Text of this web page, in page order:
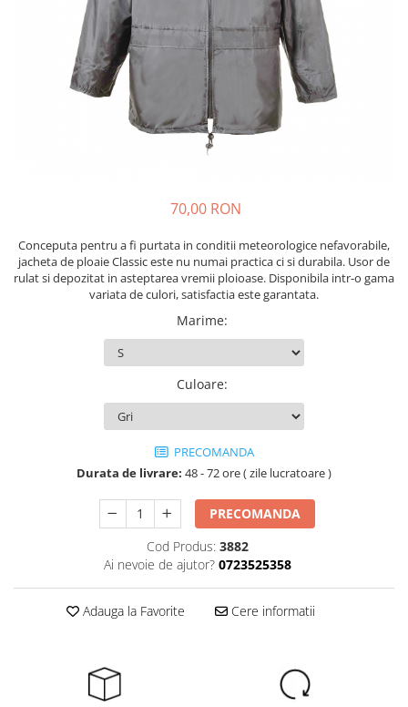
Echere si compasuri
Nivele laser
Rulete si metre
Masini de gaurit si insurubat
Masini de slefuit si rindeluit
Masini multifunctionale
Polizoare unghiulare
Scule electrice de banc
Salopetă cu pieptar
îmbrăcăminte unică folosinţă
Industria Alimentară
Protecţie ignifugă
Accesorii rezistente la flacără
Combinezoane
îmbrăcăminte pentru damă
Vizibilitate înalta hi-vis
îmbrăcăminte asistente/doctori
îmbrăcăminte bucătari
înaltă vizibilitate hi-vis
70,00 RON
Conceputa pentru a fi purtata in conditii meteorologice nefavorabile,
jacheta de ploaie Classic este nu numai practica ci si durabila. Usor de
rulat si depozitat in asteptarea vremii ploioase. Disponibila intr-o gama
variata de culori, satisfactia este garantata.
Marime:
Culoare:
PRECOMANDA
Durata de livrare: 48 - 72 ore ( zile lucratoare )
PRECOMANDA
Cod Produs: 3882
Ai nevoie de ajutor? 0723525358
Adauga la Favorite Cere informatii